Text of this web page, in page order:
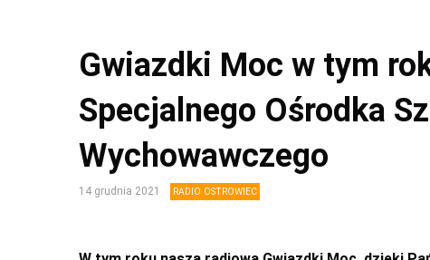
Gwiazdki Moc w tym
Specjalnego Ośrodka
Wychowawczego
14 grudnia 2021 RADIO OSTROWIEC